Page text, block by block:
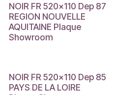
NOIR FR 520x110 Dep 87
REGION NOUVELLE
AQUITAINE Plaque
Showroom
NOIR FR 520x110 Dep 85
PAYS DE LA LOIRE